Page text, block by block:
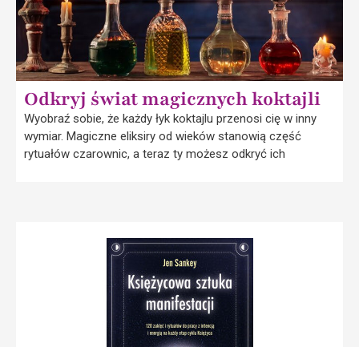
Odkryj świat magicznych koktajli
Wyobraź sobie, że każdy łyk koktajlu przenosi cię w inny
wymiar. Magiczne eliksiry od wieków stanowią część
rytuałów czarownic, a teraz ty możesz odkryć ich